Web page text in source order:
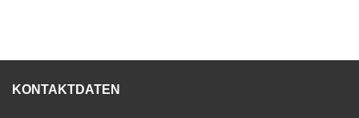
KONTAKTDATEN